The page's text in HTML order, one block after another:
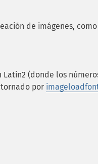
de imágenes, como
(donde los
por